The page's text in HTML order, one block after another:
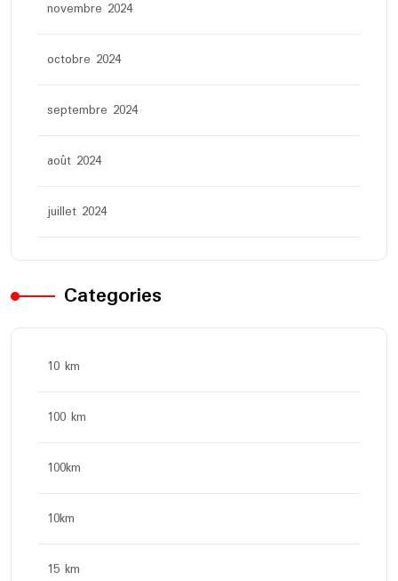
novembre 2024
octobre 2024
septembre 2024
août 2024
juillet 2024
Categories
10 km
100 km
100km
10km
15 km